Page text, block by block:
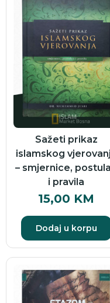
Sažeti prikaz
islamskog
– smjernice,
i pravila
15,00 KM
Dodaj u korpu